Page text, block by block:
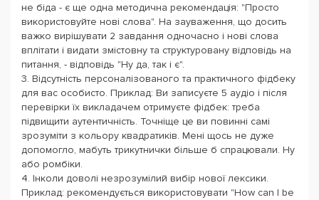
не біда - є ще одна методична рекомендація: "Просто
використовуйте нові слова". На зауваження, що досить
важко вирішувати 2 завдання одночасно і нові слова
вплітати і видати змістовну та структуровану відповідь на
питання, - відповідь "Ну да, так і є".
3. Відсутність персоналізованого та практичного фідбеку
для вас особисто. Приклад: Ви записуєте 5 аудіо і після
перевірки їх викладачем отримуєте фідбек: треба
підвищити аутентичність. Точніще це ви повинні самі
зрозуміти з кольору квадратиків. Мені щось не дуже
допомогло, мабуть трикутнички більше б спрацювали. Ну
або ромбіки.
4. Інколи доволі незрозумілий вибір нової лексики.
Приклад: рекомендується використовувати "How can I be